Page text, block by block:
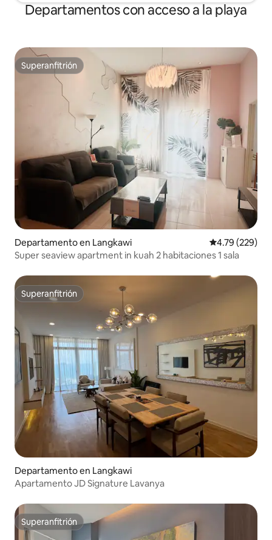
Departamentos con acceso a la playa
Superanfitrión
Superanfitrión
Departamento en Langkawi Calificación
4.79 (229)
Super seaview apartment in kuah 2 habitaciones 1 sala
Superanfitrión
Superanfitrión
Departamento en Langkawi
Apartamento JD Signature Lavanya
Superanfitrión
Superanfitrión